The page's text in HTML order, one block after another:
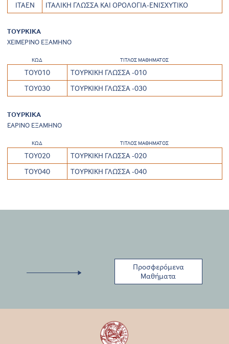
ΙΤΑΕΝ
ΙΤΑΛΙΚΗ ΓΛΩΣΣΑ ΚΑΙ ΟΡΟΛΟΓΙΑ-ΕΝΙΣΧΥΤΙΚΟ
ΤΟΥΡΚΙΚΑ
ΧΕΙΜΕΡΙΝΟ ΕΞΑΜΗΝΟ
ΚΩΔ ΤΙΤΛΟΣ ΜΑΘΗΜΑΤΟΣ
ΤΟΥ010
ΤΟΥΡΚΙΚΗ ΓΛΩΣΣΑ -010
ΤΟΥ030
ΤΟΥΡΚΙΚΗ ΓΛΩΣΣΑ -030
ΤΟΥΡΚΙΚΑ
ΕΑΡΙΝΟ ΕΞΑΜΗΝΟ
ΚΩΔ ΤΙΤΛΟΣ ΜΑΘΗΜΑΤΟΣ
ΤΟΥ020
ΤΟΥΡΚΙΚΗ ΓΛΩΣΣΑ -020
ΤΟΥ040
ΤΟΥΡΚΙΚΗ ΓΛΩΣΣΑ -040
Προσφερόμενα
Μαθήματα